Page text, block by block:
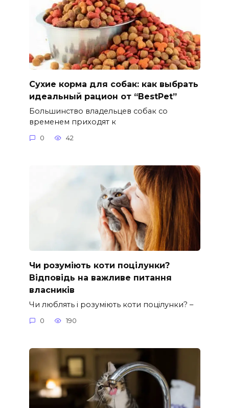
Сухие корма для собак: как выбрать
идеальный рацион от “BestPet”
Большинство владельцев собак со
временем приходят к
0 42
Чи розуміють коти поцілунки?
Відповідь на важливе питання
власників
Чи люблять і розуміють коти поцілунки? –
0 190